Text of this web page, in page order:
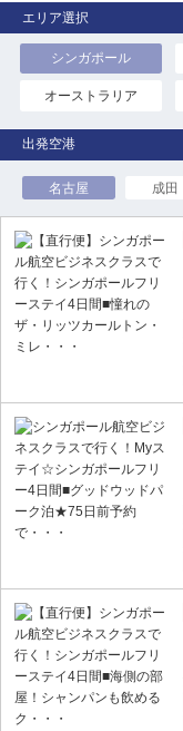
エリア選択
シンガポール
オーストラリア
名古屋 成田